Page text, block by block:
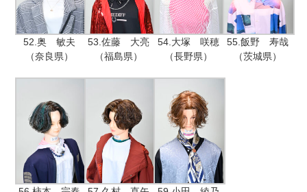
52.奥 敏夫
（奈良県）
53.佐藤 大亮
（福島県）
54.大塚 咲穂
（長野県）
55.飯野 寿哉
（茨城県）